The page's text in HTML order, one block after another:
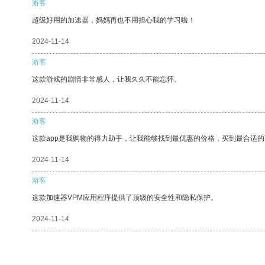
游客
超级好用的加速器，妈妈再也不用担心我的学习啦！
2024-11-14
游客
这款游戏的剧情非常感人，让我久久不能忘怀。
2024-11-14
游客
这款app是我购物的得力助手，让我能够找到最优惠的价格，买到最合适
2024-11-14
游客
这款加速器VPM应用程序提供了顶级的安全性和隐私保护。
2024-11-14